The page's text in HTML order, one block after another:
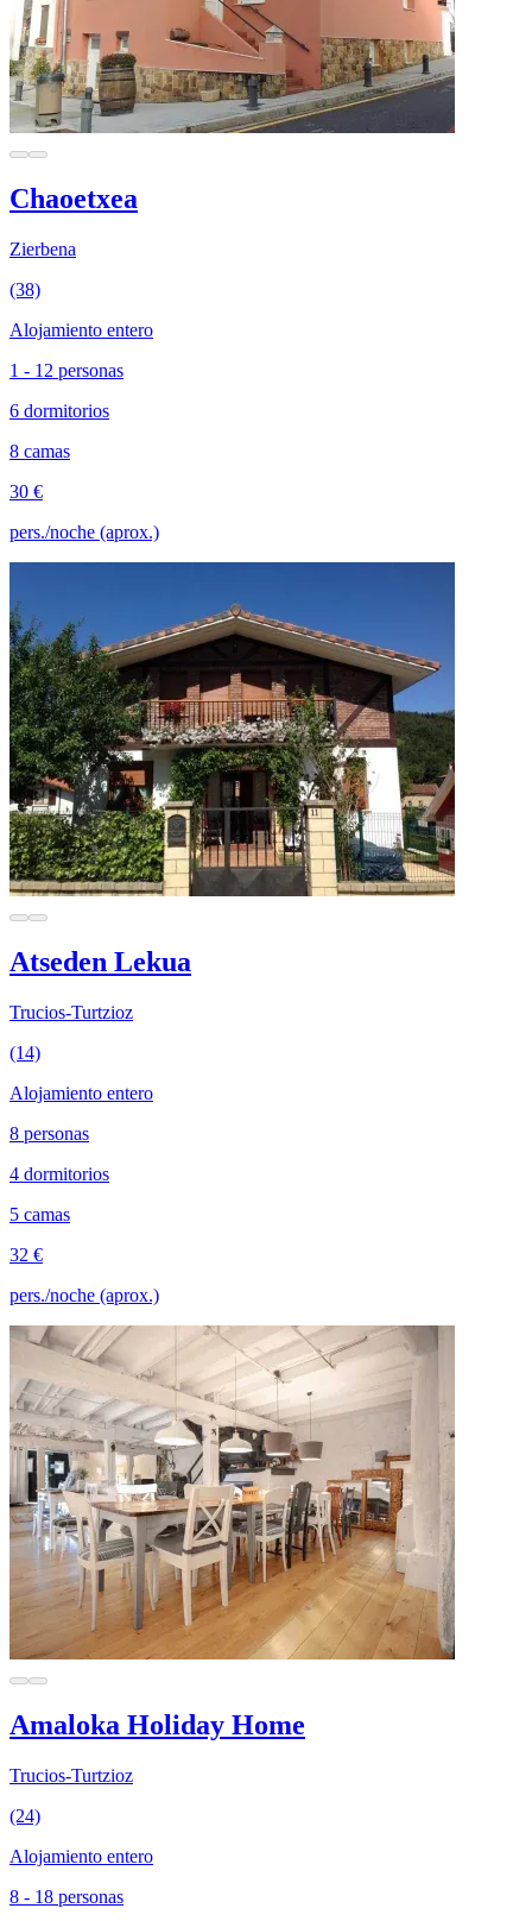
Chaoetxea
Zierbena
(38)
Alojamiento entero
1 - 12 personas
6 dormitorios
8 camas
30 €
pers./noche (aprox.)
Atseden Lekua
Trucios-Turtzioz
(14)
Alojamiento entero
8 personas
4 dormitorios
5 camas
32 €
pers./noche (aprox.)
Amaloka Holiday Home
Trucios-Turtzioz
(24)
Alojamiento entero
8 - 18 personas